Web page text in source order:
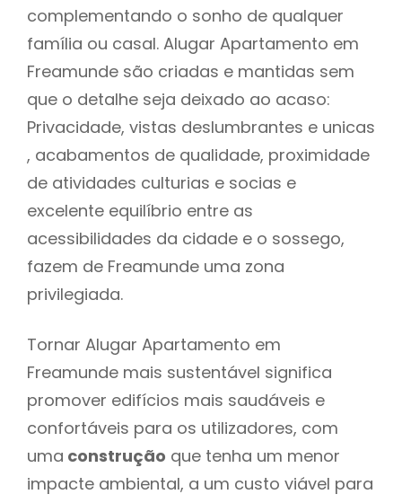
complementando o sonho de qualquer
família ou casal. Alugar Apartamento em
Freamunde são criadas e mantidas sem
que o detalhe seja deixado ao acaso:
Privacidade, vistas deslumbrantes e unicas
, acabamentos de qualidade, proximidade
de atividades culturias e socias e
excelente equilíbrio entre as
acessibilidades da cidade e o sossego,
fazem de Freamunde uma zona
privilegiada.
Tornar Alugar Apartamento em
Freamunde mais sustentável significa
promover edifícios mais saudáveis e
confortáveis para os utilizadores, com
uma construção que tenha um menor
impacte ambiental, a um custo viável para